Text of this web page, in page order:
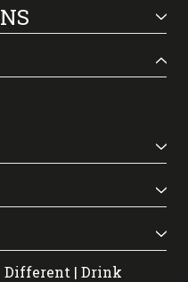
Different | Drink